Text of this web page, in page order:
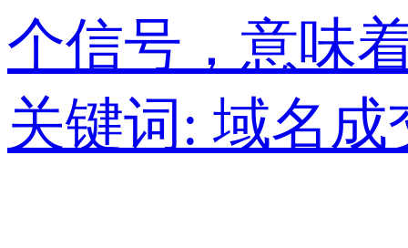
个信号，意味
关键词: 域名